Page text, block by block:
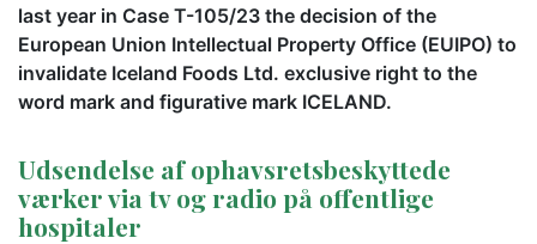
last year in Case T-105/23 the decision of the
European Union Intellectual Property Office (EUIPO) to
invalidate Iceland Foods Ltd. exclusive right to the
word mark and figurative mark ICELAND.
Udsendelse af ophavsretsbeskyttede
værker via tv og radio på offentlige
hospitaler